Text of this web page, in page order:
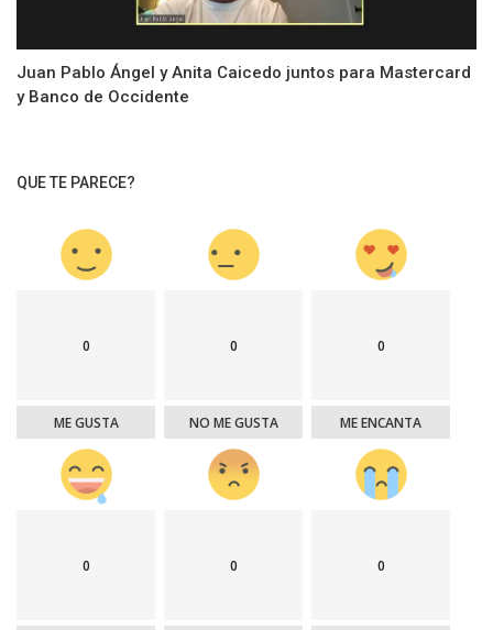
Juan Pablo Ángel y Anita Caicedo juntos para Mastercard
y Banco de Occidente
QUE TE PARECE?
0
ME GUSTA
0
NO ME GUSTA
0
ME ENCANTA
0 0 0